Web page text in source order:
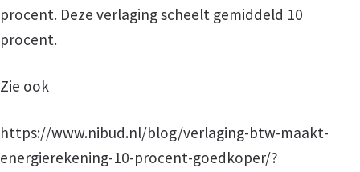
procent. Deze verlaging scheelt gemiddeld 10
procent.
Zie ook
https://www.nibud.nl/blog/verlaging-btw-maakt-
energierekening-10-procent-goedkoper/?